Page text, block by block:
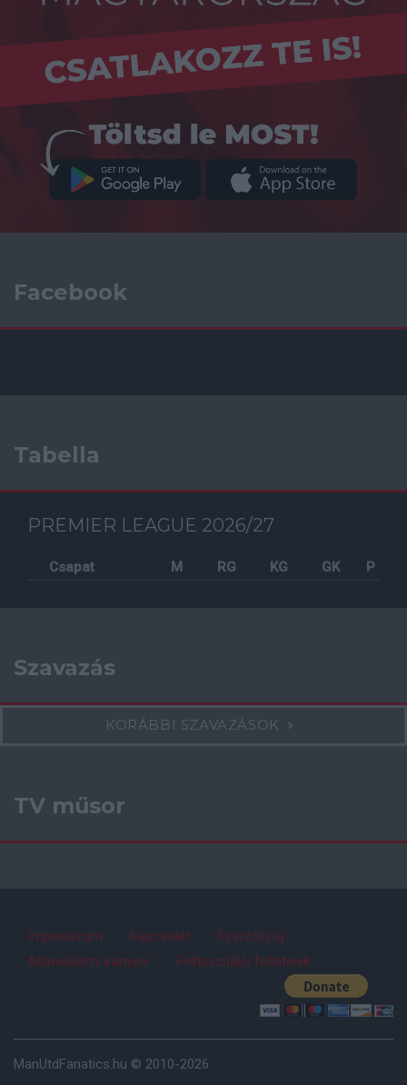
Facebook
Tabella
PREMIER LEAGUE 2026/27
Csapat M RG KG GK P
Szavazás
KORÁBBI SZAVAZÁSOK
TV műsor
Impresszum Kapcsolat
Szerzői jog
Adatvédelmi irányelv
Felhasználói feltételek
ManUtdFanatics.hu © 2010-2026